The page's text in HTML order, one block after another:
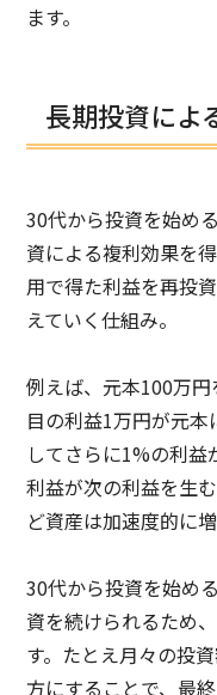
ます。
長期投資によ
30代から投資を始め
資による複利効果を
用で得た利益を再投
えていく仕組み。
例えば、元本100万
目の利益1万円が元
してさらに1%の利益
利益が次の利益を生
ど資産は加速度的に
30代から投資を始め
資を続けられるため
す。たとえ月々の投
方にすることで、最